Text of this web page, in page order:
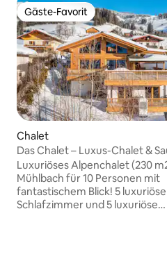
Gäste-Favorit
Gäste-Favorit
Chalet
Das Chalet – Luxus-Chalet &
Luxuriöses Alpenchalet (230
Mühlbach für 10 Personen mit
fantastischem Blick! 5 luxuriöse
Schlafzimmer und 5 luxuriöse